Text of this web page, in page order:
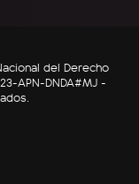
del Derecho
APN-DNDA#MJ -